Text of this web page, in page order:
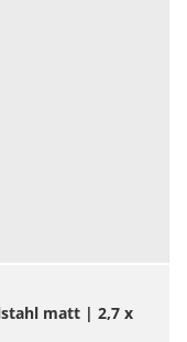
matt | 2,7 x